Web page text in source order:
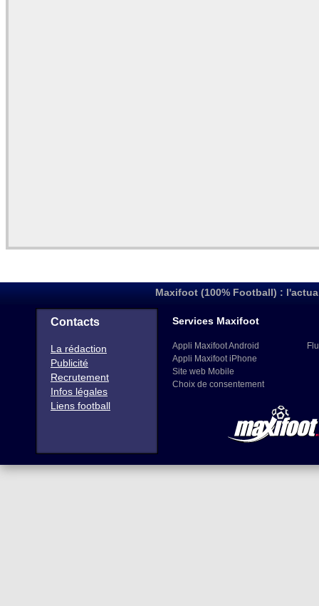
Maxifoot (100% Football) :
Contacts
La rédaction
Publicité
Recrutement
Infos légales
Liens football
Services Maxifoot
Appli Maxifoot Android
Appli Maxifoot iPhone
Site web Mobile
Choix de consentement